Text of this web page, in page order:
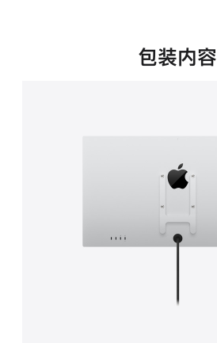
中
包装内容